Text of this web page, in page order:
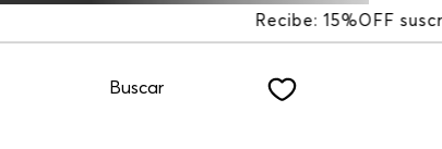
suscribiéndote a nuestro NEWSLETTER
Buscar